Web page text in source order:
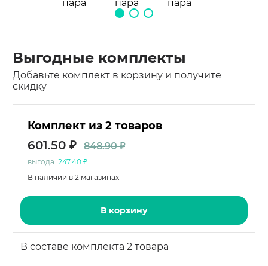
Выгодные комплекты
Добавьте комплект в корзину и получите
скидку
В составе комплекта 2 товара
Комплект из 2 товаров
601.50 ₽ 848.90 ₽
выгода: 247.40 ₽
В наличии в 2 магазинах
В корзину